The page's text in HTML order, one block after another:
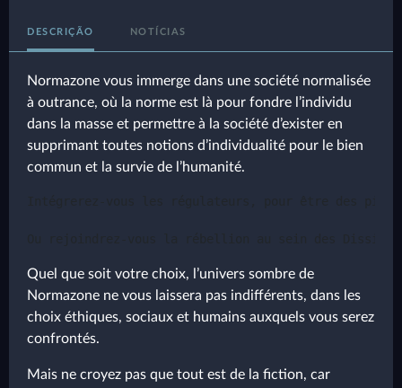
DESCRIÇÃO NOTÍCIAS
Normazone vous immerge dans une société normalisée
à outrance, où la norme est là pour fondre l’individu
dans la masse et permettre à la société d’exister en
supprimant toutes notions d’individualité pour le bien
commun et la survie de l’humanité.
Quel que soit votre choix, l’univers sombre de
Normazone ne vous laissera pas indifférents, dans les
choix éthiques, sociaux et humains auxquels vous serez
confrontés.
Mais ne croyez pas que tout est de la fiction, car